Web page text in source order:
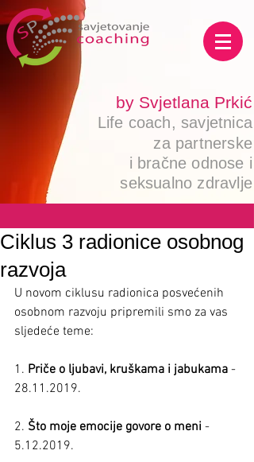
by Svjetlana Prkić
Life coach, savjetnica
za partnerske
i bračne odnose i
seksualno zdravlje
Ciklus 3 radionice osobnog
razvoja
U novom ciklusu radionica posvećenih
osobnom razvoju pripremili smo za vas
sljedeće teme:
1. Priče o ljubavi, kruškama i jabukama -
28.11.2019.
2. Što moje emocije govore o meni -
5.12.2019.